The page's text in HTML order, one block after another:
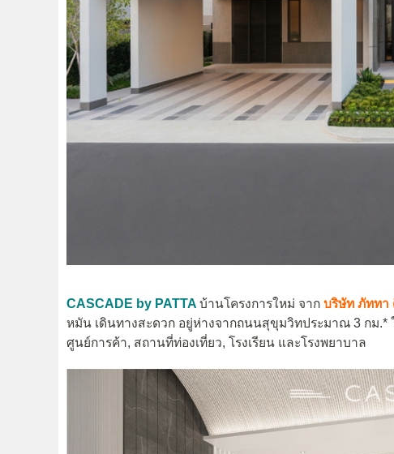
CASCADE by PATTA บ้านโครงการใหม่ จาก บริษัท ภัททา
หมัน เดินทางสะดวก อยู่ห่างจากถนนสุขุมวิทประมาณ 3 กม
ศูนย์การค้า, สถานที่ท่องเที่ยว, โรงเรียน และโรงพยาบาล